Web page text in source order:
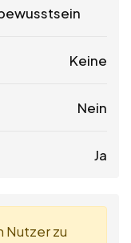
Keine
Nein
Ja
Nutzer zu